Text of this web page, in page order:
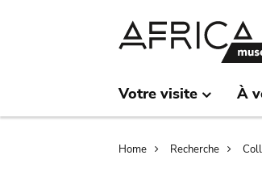
Votre visite À
Home Recherche